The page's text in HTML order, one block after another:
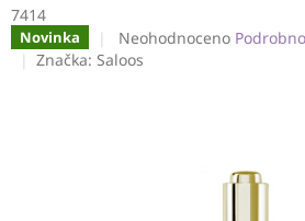
7414
Novinka
Průměrné
hodnocení
Neohodnoceno
Značka: Saloos